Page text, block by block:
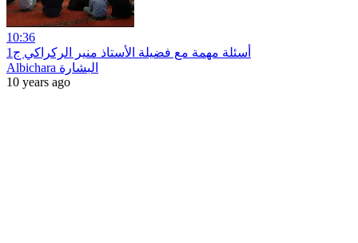
10:36
أسئلة مهمة مع فضيلة الأستاذ منير الركراكي ج1
Albichara البشارة
10 years ago